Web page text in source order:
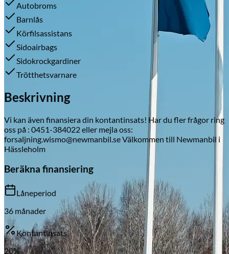
Skadeverkstad
Autobroms
Barnlås
Körfilsassistans
Sidoairbags
Sidokrockgardiner
Trötthetsvarnare
Beskrivning
Vi kan även finansiera din kontantinsats! Har du fler frågor ring
oss på : 0451-384022 eller mejla oss:
forsaljning.wismo@newmanbil.se Välkommen till Newmanbil i
Hässleholm
Beräkna finansiering
Låneperiod
36 månader
Kontantinsats
20%